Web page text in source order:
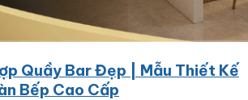
Quầy Bar Đẹp | Mẫu Thiết Kế
Bếp Cao Cấp